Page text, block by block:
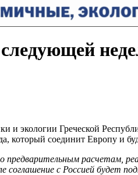
и экологии Греческой
который соединит Европу и
предварительным расчетам,
с Россией будет